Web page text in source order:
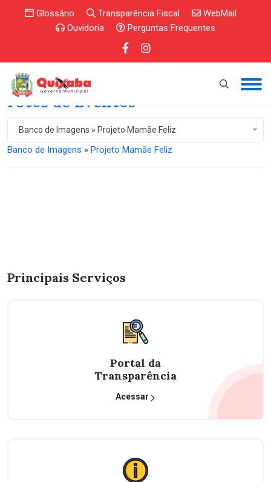
Glossário Transparência Fiscal
WebMail
Ouvidoria
Perguntas Frequentes
Fotos de Eventos
Banco de Imagens » Projeto Mamãe Feliz
Banco de Imagens » Projeto Mamãe Feliz
Principais Serviços
Portal da
Transparência
Acessar